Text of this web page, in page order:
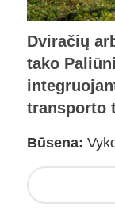
Dviračių
tako
transporto
Būsena: